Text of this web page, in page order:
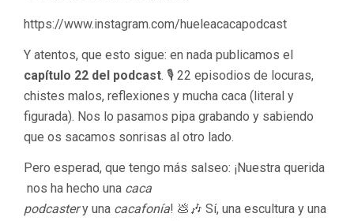
https://www.instagram.com/hueleacacapodcast
Y atentos, que esto sigue: en nada publicamos el
capítulo 22 del podcast. 🎙️ 22 episodios de locuras,
chistes malos, reflexiones y mucha caca (literal y
figurada). Nos lo pasamos pipa grabando y sabiendo
que os sacamos sonrisas al otro lado.
Pero esperad, que tengo más salseo: ¡Nuestra querida
nos ha hecho una caca
podcastery una cacafonía! 💩🎶 Sí, una escultura y una